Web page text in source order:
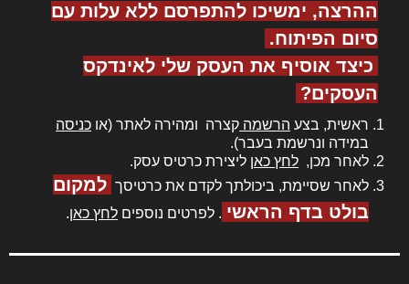
ההרצה, ימשיכו להתפרסם ללא עלות עם
סיום הפיתוח.
כיצד אוסיף את העסק שלי לאינדקס
העסקים?
ראשית, בצע הרשמה קצרה ומהירה לאתר (או כניסה
במידה ונרשמת בעבר).
לאחר מכן, לחץ כאן ליצירת כרטיס עסק.
לאחר שסיימת, ביכולתך לקדם את כרטיסך למקום
בולט בדף הראשי . לפרטים נוספים לחץ כאן.